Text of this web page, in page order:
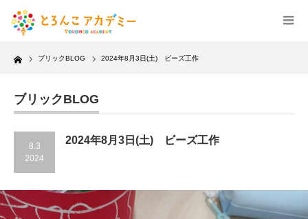
Home ブリックBLOG 2024年8月3日(土) ビーズ工作
ブリックBLOG
8.3
2024
2024年8月3日(土) ビーズ工作